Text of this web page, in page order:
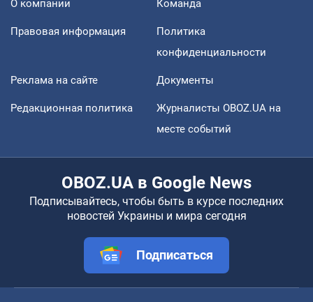
О компании Команда
Правовая информация
Политика
конфиденциальности
Реклама на сайте Документы
Редакционная политика
Журналисты OBOZ.UA на
месте событий
OBOZ.UA в Google News
Подписывайтесь, чтобы быть в курсе последних
новостей Украины и мира сегодня
Подписаться